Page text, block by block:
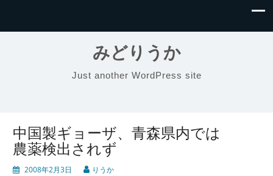
みどりうか
Just another WordPress site
中国製ギョーザ、青森県内では
農薬検出されず
2008年2月3日 りうか